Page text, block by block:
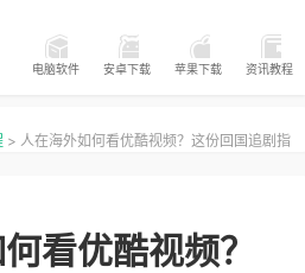
电脑软件 安卓下载 苹果下载 资讯教程
> 人在海外如何看优酷视频？这份回国追剧指
看优酷视频？